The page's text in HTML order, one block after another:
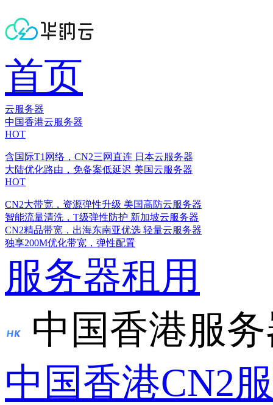
首页
云服务器
中国香港云服务器
HOT
含国际T1网络，CN2三网直连 日本云服务器
大陆优化路由，免备案低延迟 美国云服务器
HOT
CN2大带宽，资源弹性升级 美国高防云服务器
智能流量清洗，T级弹性防护 新加坡云服务器
CN2精品带宽，出海东南亚优选 轻量云服务器
独享200M优化带宽，弹性配置
服务器租用
中国香港服
中国香港CN2